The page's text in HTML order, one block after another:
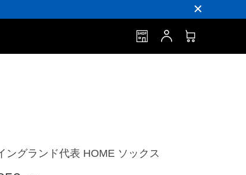
ングランド代表 HOME ソックス